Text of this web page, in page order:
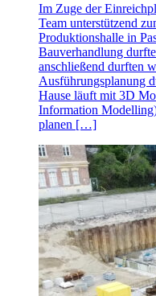
Im Zuge der
Team unterstützend
Produktionshalle in
Bauverhandlung
anschließend durften
Ausführungsplanung
Hause läuft mit 3D
Information
planen […]